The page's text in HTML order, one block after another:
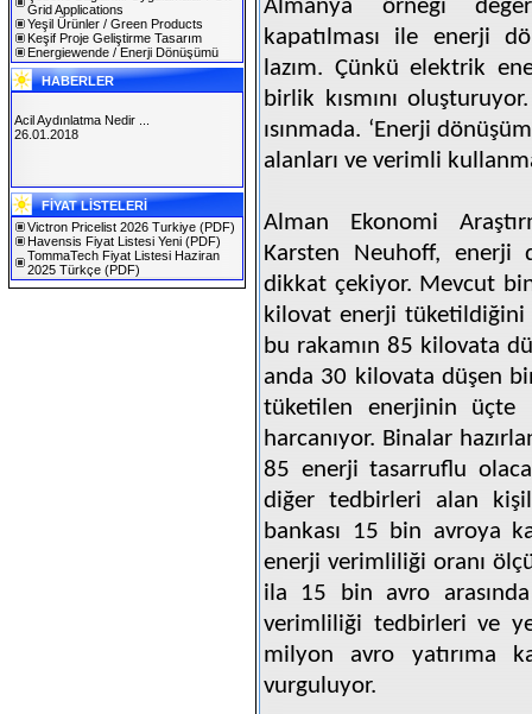
Grid Applications
Yeşil Ürünler / Green Products
Keşif Proje Geliştirme Tasarım
Energiewende / Enerji Dönüşümü
HABERLER
SOLAREX ISTANBUL 2019
30.01.2019
Acil Aydınlatma Nedir ...
26.01.2018
FİYAT LİSTELERİ
Victron Pricelist 2026 Turkiye (PDF)
Havensis Fiyat Listesi Yeni (PDF)
TommaTech Fiyat Listesi Haziran
2025 Türkçe (PDF)
Almanya örneği
kapatılması ile enerji
lazım. Çünkü elektrik
birlik kısmını
ısınmada. ‘Enerji
alanları ve verimli
Alman Ekonomi
Karsten Neuhoff, enerji
dikkat çekiyor. Mevcut
kilovat enerji
bu rakamın 85 kilovata
anda 30 kilovata düşen
tüketilen enerjinin üçte
harcanıyor. Binalar
85 enerji tasarruflu
diğer tedbirleri alan
bankası 15 bin avroya
enerji verimliliği oranı
ila 15 bin avro
verimliliği tedbirleri ve
milyon avro yatırıma
vurguluyor.